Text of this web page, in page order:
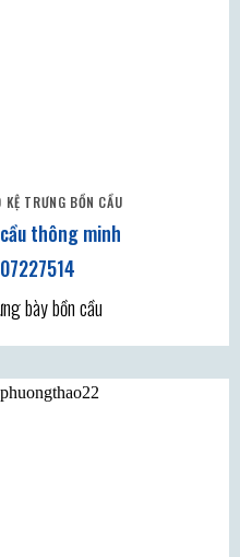
KỆ TRƯNG BỒN CẦU
thông minh
bày bồn cầu